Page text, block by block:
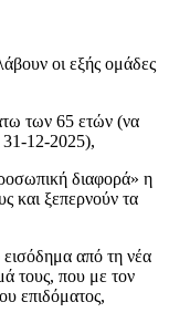
οι εξής ομάδες
των 65 ετών (να
31-12-2025),
διαφορά» η
και ξεπερνούν τα
εισόδημα από τη νέα
τους, που με τον
επιδόματος,